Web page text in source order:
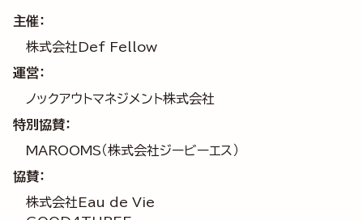
主催：
株式会社Def Fellow
運営：
ノックアウトマネジメント株式会社
特別協賛：
MAROOMS（株式会社ジービーエス）
協賛：
株式会社Eau de Vie